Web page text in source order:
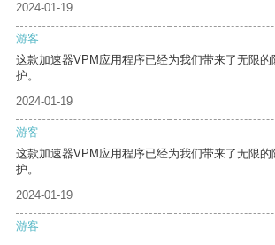
2024-01-19
游客
这款加速器VPM应用程序已经为我们带来了无限
护。
2024-01-19
游客
这款加速器VPM应用程序已经为我们带来了无限
护。
2024-01-19
游客